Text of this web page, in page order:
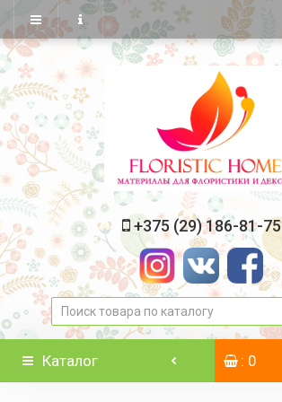
+375 (29) 186-81-75
Каталог : 0